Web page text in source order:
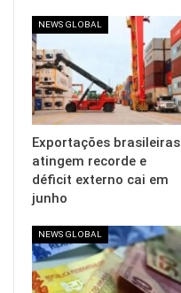
NEWS GLOBAL
Exportações brasileiras
atingem recorde e
déficit externo cai em
junho
NEWS GLOBAL